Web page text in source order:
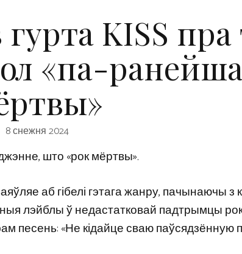
KISS пра
«па-
8 снежня 2024
што «рок мёртвы».
аб гібелі гэтага жанру, пачынаючы
лэйблы ў недастатковай падтрымцы
песень: «Не кідайце сваю паўсядзённую